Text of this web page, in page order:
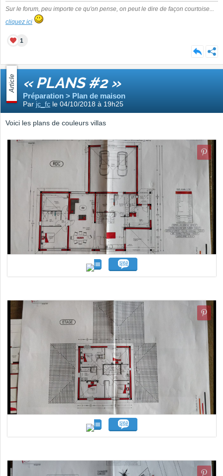
Sur le forum, peu importe ce qu'on pense, on peut le dire de façon courtoise...
cliquez ici
1
Article « PLANS #2 »
Préparation > Plan de maison
Par jc_fc le 04/10/2018 à 19h25
Voici les plans de couleurs villas